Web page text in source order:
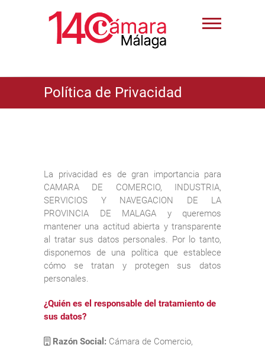
Política de Privacidad
La privacidad es de gran importancia para
CAMARA DE COMERCIO, INDUSTRIA,
SERVICIOS Y NAVEGACION DE LA
PROVINCIA DE MALAGA y queremos
mantener una actitud abierta y transparente
al tratar sus datos personales. Por lo tanto,
disponemos de una política que establece
cómo se tratan y protegen sus datos
personales.
¿Quién es el responsable del tratamiento de
sus datos?
Razón Social: Cámara de Comercio,